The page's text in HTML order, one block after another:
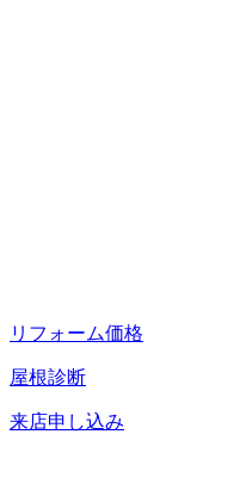
リフォーム価格
屋根診断
来店申し込み